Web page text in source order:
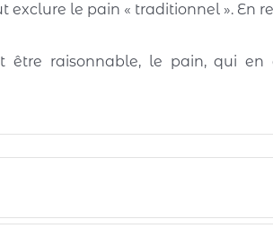
le pain « traditionnel ». En
être raisonnable, le pain, qui